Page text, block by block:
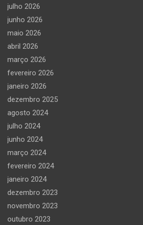
julho 2026
junho 2026
maio 2026
abril 2026
março 2026
fevereiro 2026
janeiro 2026
dezembro 2025
agosto 2024
julho 2024
junho 2024
março 2024
fevereiro 2024
janeiro 2024
dezembro 2023
novembro 2023
outubro 2023